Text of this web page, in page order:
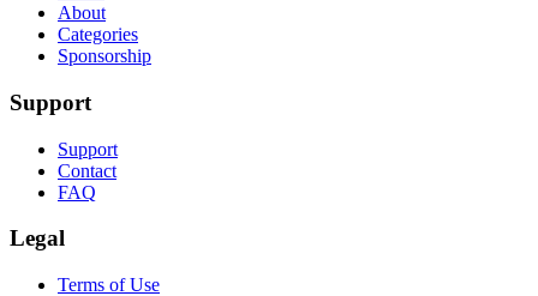
About
Categories
Sponsorship
Support
Support
Contact
FAQ
Legal
Terms of Use